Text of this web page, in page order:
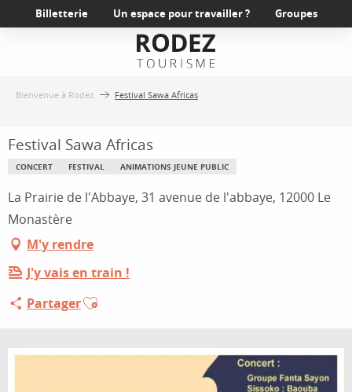
au
Billetterie Un espace pour travailler ? Groupes
Bienvenue à Rodez Festival Sawa Africas
Festival Sawa Africas
CONCERT FESTIVAL ANIMATIONS JEUNE PUBLIC
La Prairie de l'Abbaye, 31 avenue de l'abbaye, 12000 Le
Monastère
M'y rendre
J'y vais en train !
PartagerAjouter aux favoris